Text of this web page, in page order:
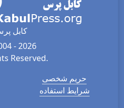
کابل
- 2026
Reserved.
حریم شخصی
شرایط استفاده